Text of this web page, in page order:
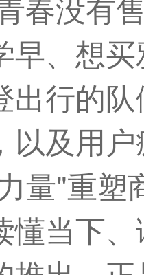
早、想
出行的
以及用
量"重塑
懂当下